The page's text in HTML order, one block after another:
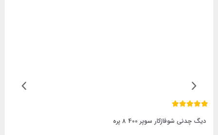
دیگ چدنی شوفاژکار سوپر 400 8 پره